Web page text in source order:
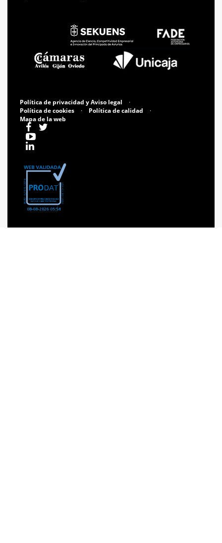
Política de privacidad y Aviso legal
·
Política de cookies
· Política de calidad
·
Mapa de la web